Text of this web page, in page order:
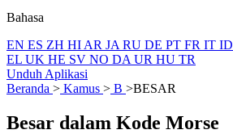
Bahasa
EN ES ZH HI AR JA RU DE PT FR IT ID
EL UK HE SV NO DA UR HU TR
Unduh Aplikasi
Beranda > Kamus > B >BESAR
Besar dalam Kode Morse